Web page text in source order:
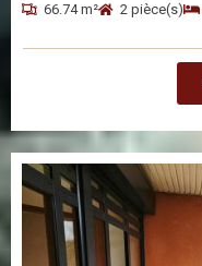
66.74 m² 2 pièce(s)